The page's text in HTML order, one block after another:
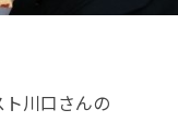
川口さんの